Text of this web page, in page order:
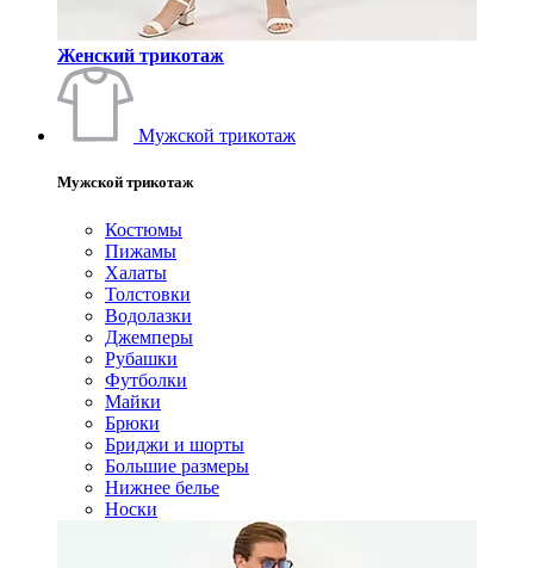
Женский трикотаж
Мужской трикотаж
Мужской трикотаж
Костюмы
Пижамы
Халаты
Толстовки
Водолазки
Джемперы
Рубашки
Футболки
Майки
Брюки
Бриджи и шорты
Большие размеры
Нижнее белье
Носки